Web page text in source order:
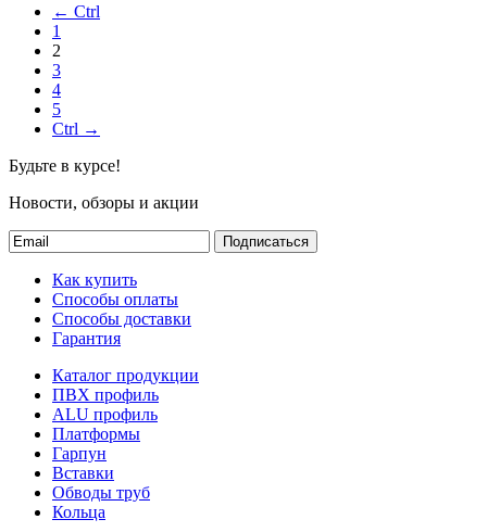
← Ctrl
1
2
3
4
5
Ctrl →
Будьте в курсе!
Новости, обзоры и акции
Подписаться
Как купить
Способы оплаты
Способы доставки
Гарантия
Каталог продукции
ПВХ профиль
ALU профиль
Платформы
Гарпун
Вставки
Обводы труб
Кольца